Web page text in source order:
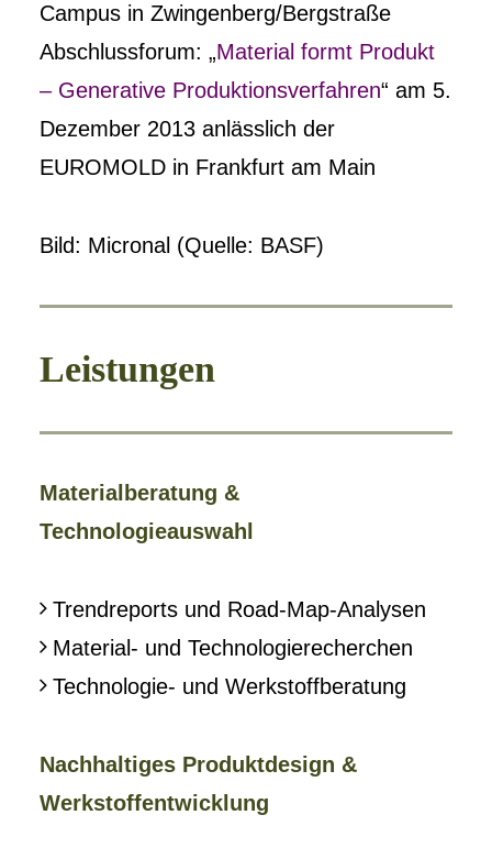
Campus in Zwingenberg/Bergstraße
Abschlussforum: „Material formt Produkt
– Generative Produktionsverfahren“ am 5.
Dezember 2013 anlässlich der
EUROMOLD in Frankfurt am Main
Bild: Micronal (Quelle: BASF)
Leistungen
Materialberatung &
Technologieauswahl
Trendreports und Road-Map-Analysen
Material- und Technologierecherchen
Technologie- und Werkstoffberatung
Nachhaltiges Produktdesign &
Werkstoffentwicklung